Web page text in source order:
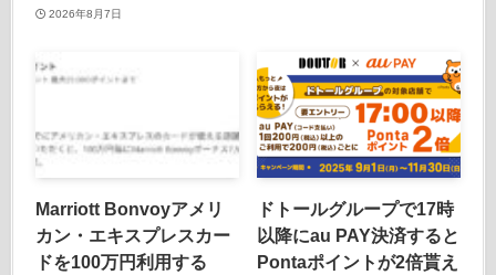
2026年8月7日
Marriott Bonvoyアメリ
カン・エキスプレスカー
ドを100万円利用する
ドトールグループで17時
以降にau PAY決済すると
Pontaポイントが2倍貰え